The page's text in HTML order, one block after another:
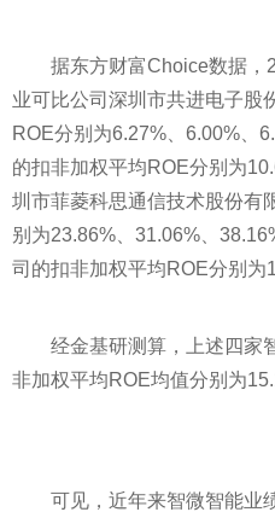
据东方财富Choice数据，
业可比公司深圳市共进电子股
ROE分别为6.27%、6.00%、
的扣非加权平均ROE分别为
圳市菲菱科思通信技术股份有
别为23.86%、31.06%、
司的扣非加权平均ROE分别为
经金基研测算，上述四家
非加权平均ROE均值分别为
可见， 近年来智微智能业